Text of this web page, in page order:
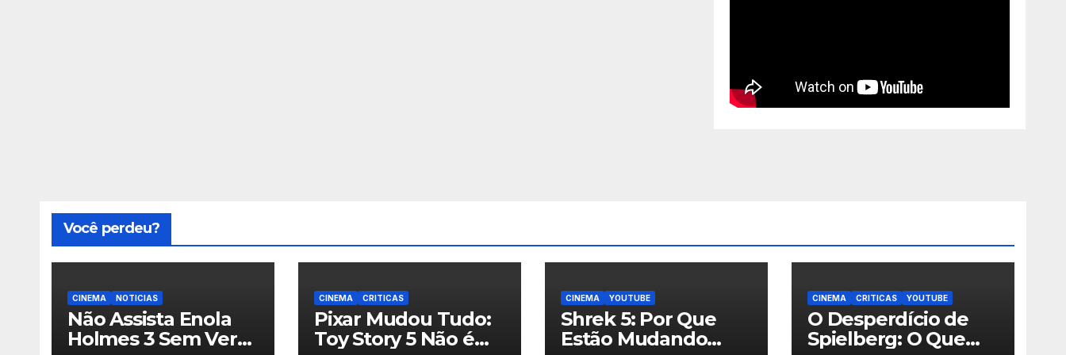
Você perdeu?
CINEMA NOTICIAS
Não Assista Enola
Holmes 3 Sem Ver
CINEMA CRITICAS
Pixar Mudou Tudo:
Toy Story 5 Não é
CINEMA YOUTUBE
Shrek 5: Por Que
Estão Mudando
CINEMA CRITICAS YOUTUBE
O Desperdício de
Spielberg: O Que